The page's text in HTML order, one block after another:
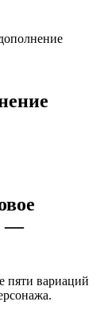
—
пяти вариаций